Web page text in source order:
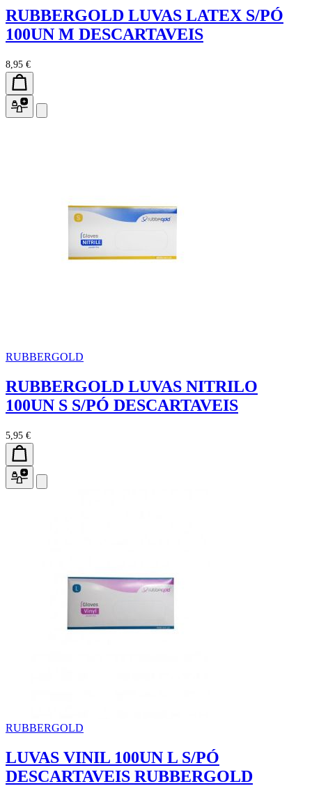
RUBBERGOLD LUVAS LATEX S/PÓ
100UN M DESCARTAVEIS
8,95 €
RUBBERGOLD
RUBBERGOLD LUVAS NITRILO
100UN S S/PÓ DESCARTAVEIS
5,95 €
RUBBERGOLD
LUVAS VINIL 100UN L S/PÓ
DESCARTAVEIS RUBBERGOLD